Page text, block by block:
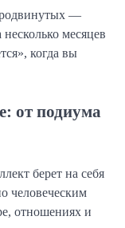
—
месяцев
когда вы
от подиума
берет на себя
человеческим
отношениях и